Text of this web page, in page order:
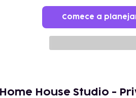
Comece a
House Studio -